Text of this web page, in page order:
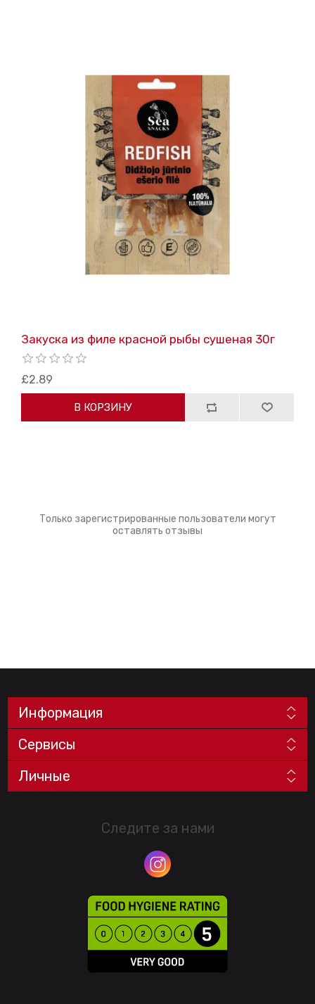
Закуска из филе красной рыбы сушеная 30г
£2.89
В КОРЗИНУ
Только зарегистрированные пользователи могут
оставлять отзывы
Информация
Сервисы
Личные
Следите за нами